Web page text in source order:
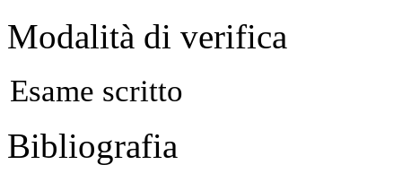
Modalità di verifica
Esame scritto
Bibliografia